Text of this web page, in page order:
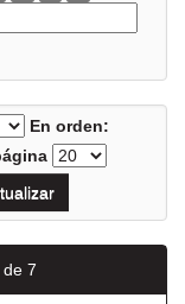
En orden:
7